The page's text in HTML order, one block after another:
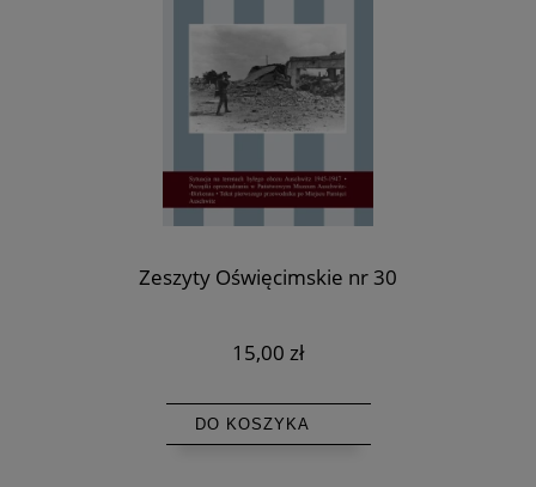
Zeszyty Oświęcimskie nr 30
15,00 zł
DO KOSZYKA